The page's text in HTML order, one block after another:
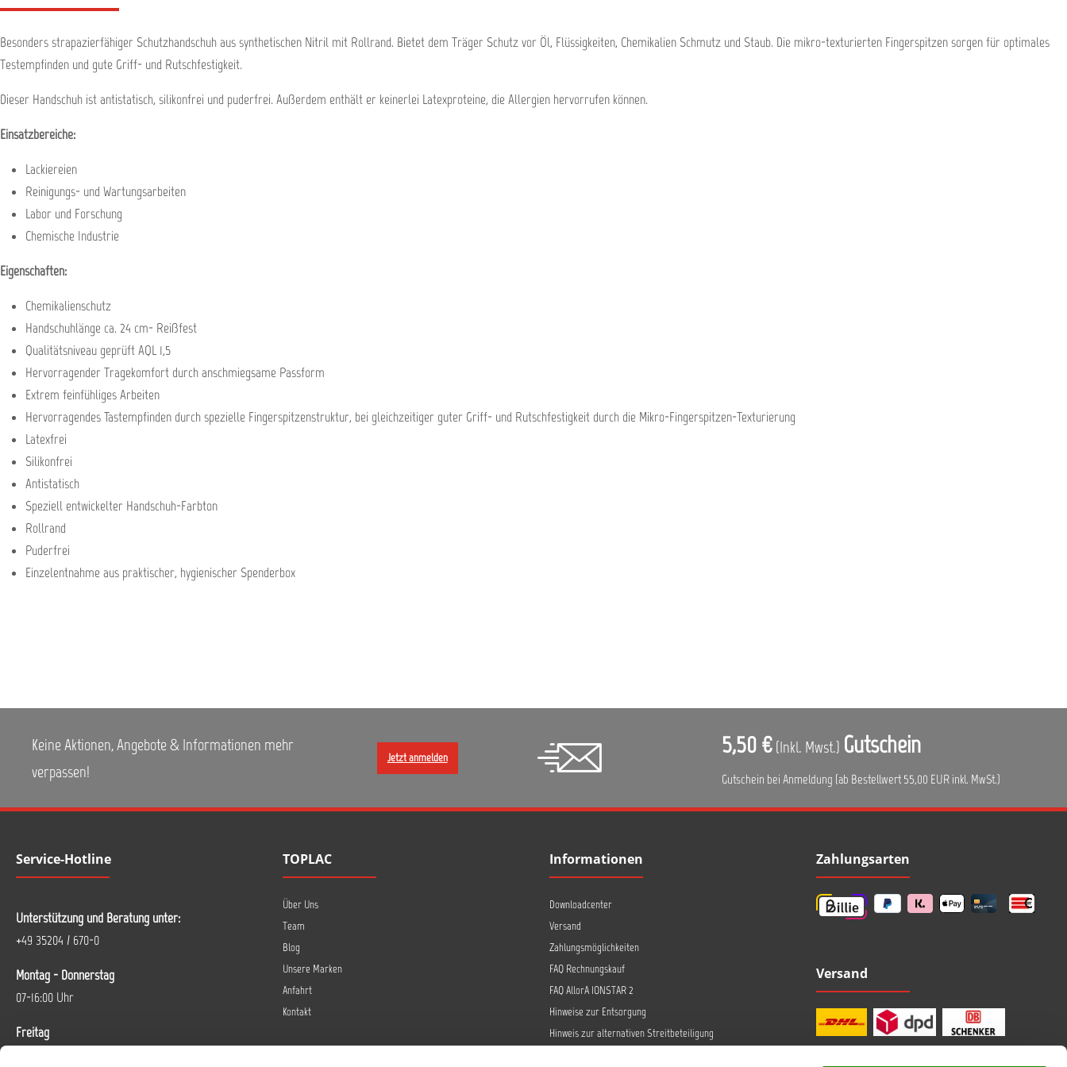
Besonders strapazierfähiger Schutzhandschuh aus synthetischen Nitril mit Rollrand. Bietet dem Träger Schutz vor Öl, Flüssigkeiten, Chemikalien Schmutz und Staub. Die mikro-texturierten Fingerspitzen sorgen für optimales
Testempfinden und gute Griff- und Rutschfestigkeit.
Dieser Handschuh ist antistatisch, silikonfrei und puderfrei. Außerdem enthält er keinerlei Latexproteine, die Allergien hervorrufen können.
Einsatzbereiche:
Lackiereien
Reinigungs- und Wartungsarbeiten
Labor und Forschung
Chemische Industrie
Eigenschaften:
Chemikalienschutz
Handschuhlänge ca. 24 cm- Reißfest
Qualitätsniveau geprüft AQL 1,5
Hervorragender Tragekomfort durch anschmiegsame Passform
Extrem feinfühliges Arbeiten
Hervorragendes Tastempfinden durch spezielle Fingerspitzenstruktur, bei gleichzeitiger guter Griff- und Rutschfestigkeit durch die Mikro-Fingerspitzen-Texturierung
Latexfrei
Silikonfrei
Antistatisch
Speziell entwickelter Handschuh-Farbton
Rollrand
Puderfrei
Einzelentnahme aus praktischer, hygienischer Spenderbox
Keine Aktionen, Angebote & Informationen mehr
verpassen!
Jetzt anmelden 5,50 € (Inkl. Mwst.) Gutschein
Gutschein bei Anmeldung (ab Bestellwert 55,00 EUR inkl. MwSt.)
Service-Hotline
Unterstützung und Beratung unter:
+49 35204 / 670-0
Montag - Donnerstag
07-16:00 Uhr
Freitag
TOPLAC
Über Uns
Team
Blog
Unsere Marken
Anfahrt
Kontakt
Informationen
Downloadcenter
Versand
Zahlungsmöglichkeiten
FAQ Rechnungskauf
FAQ AllorA IONSTAR 2
Hinweise zur Entsorgung
Hinweis zur alternativen Streitbeteiligung
Zahlungsarten
Versand